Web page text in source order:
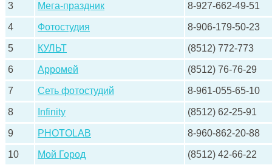
3 Мега-праздник 8-927-662-49-51
4 Фотостудия 8-906-179-50-23
5 КУЛЬТ (8512) 772-773
6 Арромей (8512) 76-76-29
7 Сеть фотостудий 8-961-055-65-10
8 Infinity (8512) 62-25-91
9 PHOTOLAB 8-960-862-20-88
10 Мой Город (8512) 42-66-22